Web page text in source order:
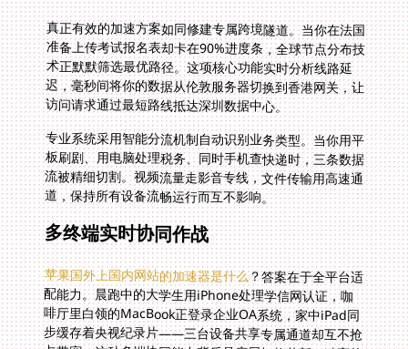
真正有效的加速方案如同修建专属跨境隧道。当你在法国
准备上传考试报名表却卡在90%进度条，全球节点分布技
术正默默筛选最优路径。这项核心功能实时分析线路延
迟，毫秒间将你的数据从伦敦服务器切换到香港网关，让
访问请求通过最短路线抵达深圳数据中心。
专业系统采用智能分流机制自动识别业务类型。当你用平
板刷剧、用电脑处理税务、同时手机查快递时，三条数据
流被精细切割。视频流量走影音专线，文件传输用高速通
道，保持所有设备流畅运行而互不影响。
多终端实时协同作战
苹果国外上国内网站的加速器是什么？答案在于全平台适
配能力。晨跑中的大学生用iPhone处理学信网认证，咖
啡厅里白领的MacBook正登录企业OA系统，家中iPad同
步缓存着央视纪录片——三台设备共享专属通道却互不抢
占带宽。这种多端协同能力背后是底层架构革新，独享的